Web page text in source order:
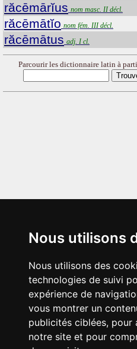
Nous utilisons
Nous utilisons des
technologies de suivi
expérience de
vous montrer un
publicités ciblées, pour
notre site et pour
răcēmārĭus nom masc. II décl.
răcēmātĭo nom fém. III décl.
răcēmātus adj. I cl.
Parcourir les dictionnaire latin à